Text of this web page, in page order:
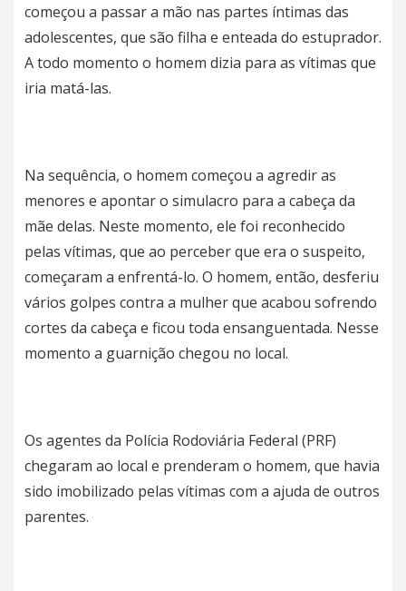
começou a passar a mão nas partes íntimas das
adolescentes, que são filha e enteada do estuprador.
A todo momento o homem dizia para as vítimas que
iria matá-las.
Na sequência, o homem começou a agredir as
menores e apontar o simulacro para a cabeça da
mãe delas. Neste momento, ele foi reconhecido
pelas vítimas, que ao perceber que era o suspeito,
começaram a enfrentá-lo. O homem, então, desferiu
vários golpes contra a mulher que acabou sofrendo
cortes da cabeça e ficou toda ensanguentada. Nesse
momento a guarnição chegou no local.
Os agentes da Polícia Rodoviária Federal (PRF)
chegaram ao local e prenderam o homem, que havia
sido imobilizado pelas vítimas com a ajuda de outros
parentes.